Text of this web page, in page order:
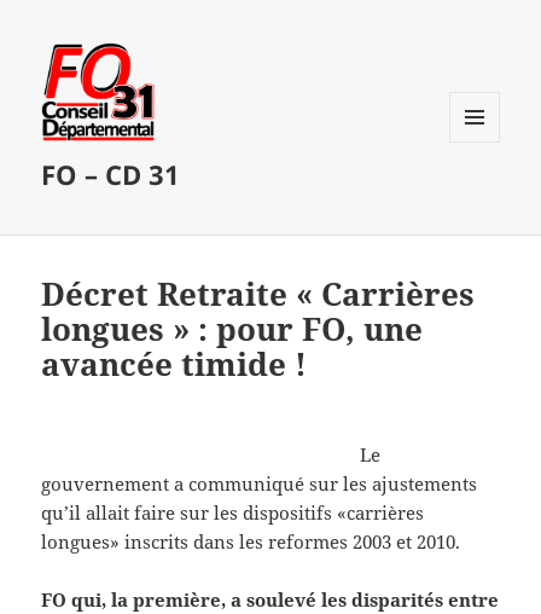
FO – CD 31
Décret Retraite « Carrières
longues » : pour FO, une
avancée timide !
Le
gouvernement a communiqué sur les ajustements
qu’il allait faire sur les dispositifs «carrières
longues» inscrits dans les reformes 2003 et 2010.
FO qui, la première, a soulevé les disparités entre